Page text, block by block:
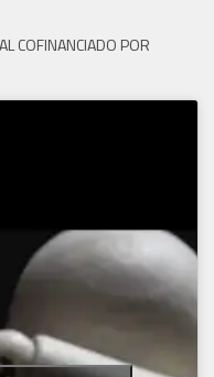
COFINANCIADO POR